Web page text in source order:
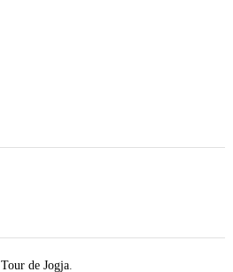
Tour de Jogja.